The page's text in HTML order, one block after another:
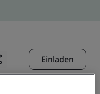
Einladen